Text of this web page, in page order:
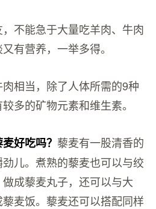
不能急于大量吃羊肉、牛肉
有营养，一举多得。
相当，除了人体所需的9种
多的矿物元素和维生素。
好吃吗？ 藜麦有一股清香的
儿。煮熟的藜麦也可以与绞
成藜麦丸子，还可以与大
麦饭。藜麦还可以搭配同样